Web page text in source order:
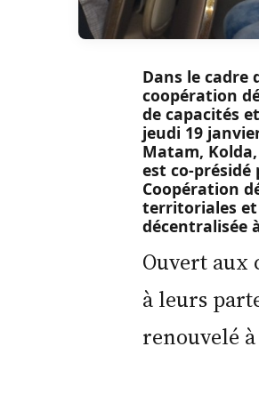
Dans le cadre
coopération
de capacités
jeudi 19
Matam,
est co-présidé
Coopération
territoriales et
décentralisée
Ouvert aux
à leurs
renouvelé